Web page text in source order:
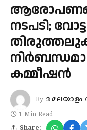
നടപടി;
കമ്മീഷൻ
By ദ
1 Min Read
Share: